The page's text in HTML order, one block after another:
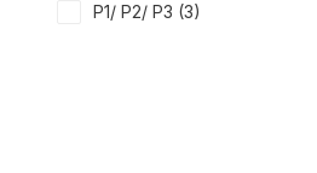
P1/ P2/ P3 (3)